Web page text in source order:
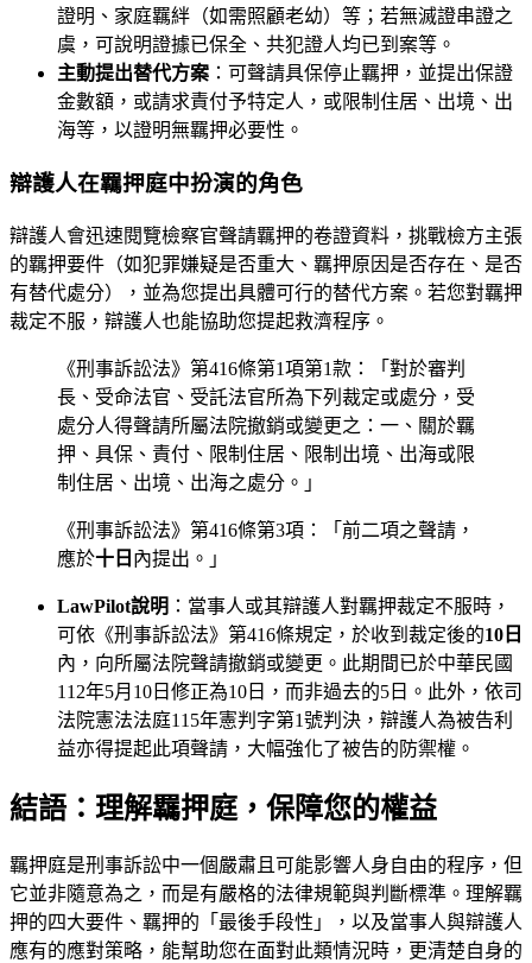
證明、家庭羈絆（如需照顧老幼）等；若無滅證串證之
虞，可說明證據已保全、共犯證人均已到案等。
主動提出替代方案 ：可聲請具保停止羈押，並提出保證
金數額，或請求責付予特定人，或限制住居、出境、出
海等，以證明無羈押必要性。
辯護人在羈押庭中扮演的角色
辯護人會迅速閱覽檢察官聲請羈押的卷證資料，挑戰檢方主張
的羈押要件（如犯罪嫌疑是否重大、羈押原因是否存在、是否
有替代處分），並為您提出具體可行的替代方案。若您對羈押
裁定不服，辯護人也能協助您提起救濟程序。
《刑事訴訟法》第416條第1項第1款：「對於審判
長、受命法官、受託法官所為下列裁定或處分，受
處分人得聲請所屬法院撤銷或變更之：一、關於羈
押、具保、責付、限制住居、限制出境、出海或限
制住居、出境、出海之處分。」
《刑事訴訟法》第416條第3項：「前二項之聲請，
應於十日 內提出。」
LawPilot說明 ：當事人或其辯護人對羈押裁定不服時，
可依《刑事訴訟法》第416條規定，於收到裁定後的10日
內，向所屬法院聲請撤銷或變更。此期間已於中華民國
112年5月10日修正為10日，而非過去的5日。此外，依司
法院憲法法庭115年憲判字第1號判決，辯護人為被告利
益亦得提起此項聲請，大幅強化了被告的防禦權。
結語：理解羈押庭，保障您的權益
羈押庭是刑事訴訟中一個嚴肅且可能影響人身自由的程序，但
它並非隨意為之，而是有嚴格的法律規範與判斷標準。理解羈
押的四大要件、羈押的「最後手段性」，以及當事人與辯護人
應有的應對策略，能幫助您在面對此類情況時，更清楚自身的